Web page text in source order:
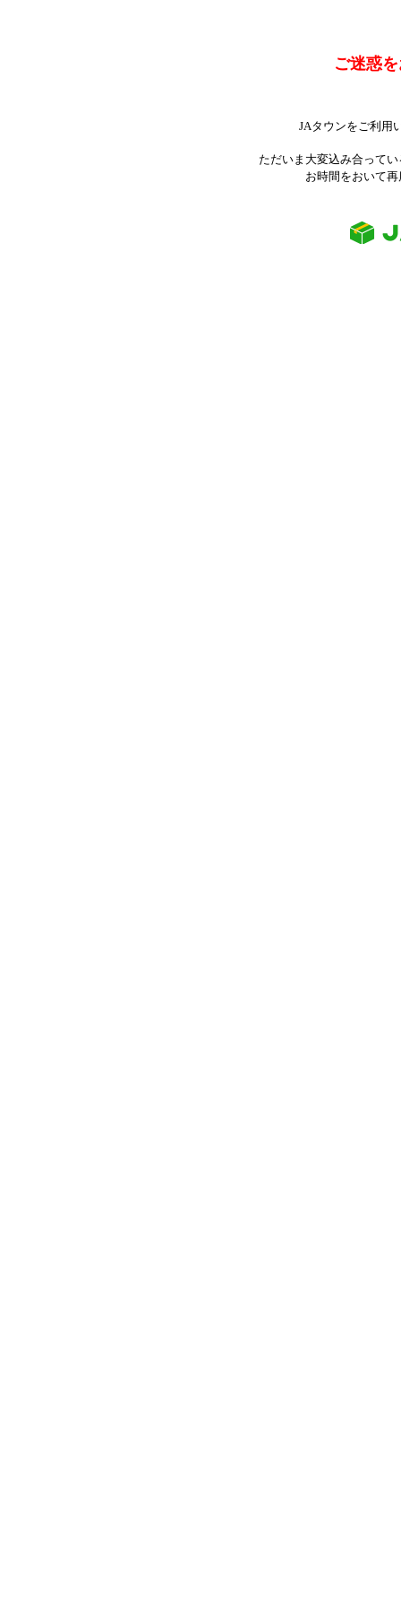
ご迷惑
JAタウンをご利用
ただいま大変込み合って
お時間をおいて